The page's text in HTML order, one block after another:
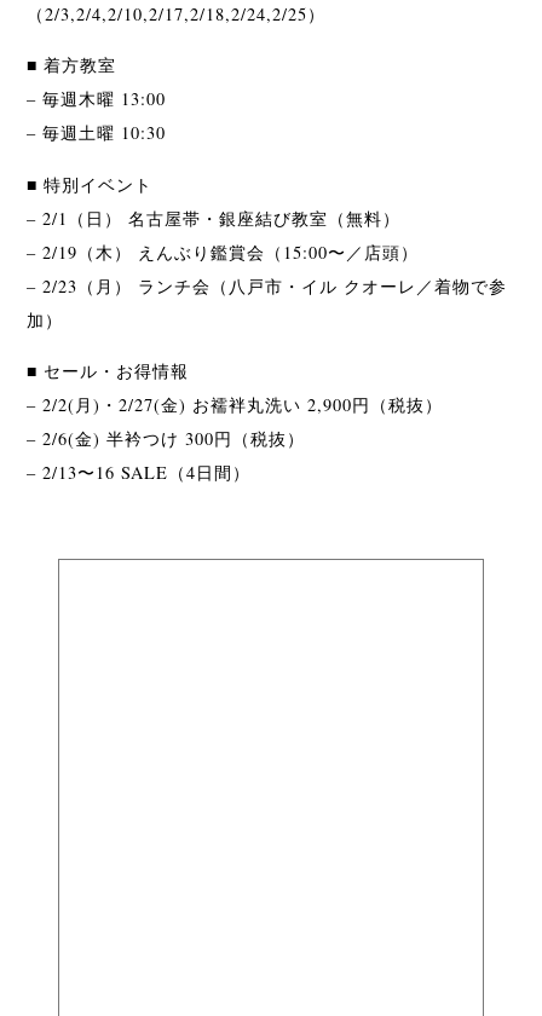
（2/3,2/4,2/10,2/17,2/18,2/24,2/25）
■ 着方教室
– 毎週木曜 13:00
– 毎週土曜 10:30
■ 特別イベント
– 2/1（日） 名古屋帯・銀座結び教室（無料）
– 2/19（木） えんぶり鑑賞会（15:00〜／店頭）
– 2/23（月） ランチ会（八戸市・イル クオーレ／着物で参
加）
■ セール・お得情報
– 2/2(月)・2/27(金) お襦袢丸洗い 2,900円（税抜）
– 2/6(金) 半衿つけ 300円（税抜）
– 2/13〜16 SALE（4日間）